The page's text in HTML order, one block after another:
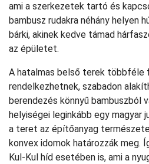
ami a szerkezetek tartó és
bambusz rudakra néhány helyen
bárki, akinek kedve támad
az épületet.
A hatalmas belső terek többféle
rendelkezhetnek, szabadon
berendezés könnyű bambuszból
helyiségei leginkább egy magyar
a teret az építőanyag
konvex idomok határozzák meg.
Kul-Kul híd esetében is, ami a